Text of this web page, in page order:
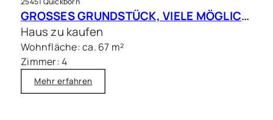
GROSSES GRUNDSTÜCK, VIELE MÖGLICHKEITEN – Charmantes Siedlungshaus in Top Lage
Haus zu kaufen
Wohnfläche: ca. 67 m²
Zimmer: 4
Mehr erfahren